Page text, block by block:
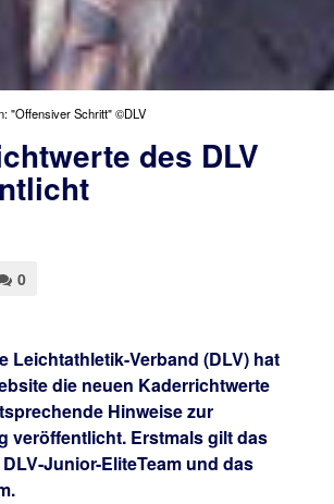
"Offensiver Schritt" ©DLV
des DLV
0
Leichtathletik-Verband (DLV) hat
die neuen Kaderrichtwerte
Hinweise zur
veröffentlicht. Erstmals gilt das
Junior-EliteTeam und das